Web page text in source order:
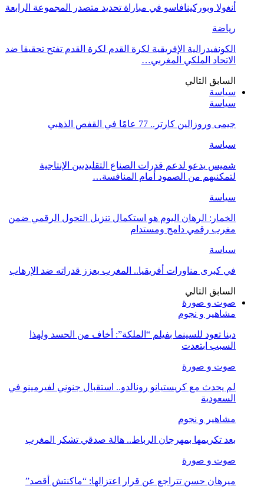
أنغولا وبوركينافاسو في مباراة تحديد متصدر المجموعة الرابعة
رياضة
الكونفيدرالية الإفريقية لكرة القدم لكرة القدم تفتح تحقيقا ضد
الاتحاد الملكي المغربي…
السابقالتالي
سياسة
سياسة
جيمى وروزالين كارتر.. 77 عامًا في القفص الذهبي
سياسة
شميس يدعو لدعم قدرات الصناع التقليديين الإنتاجية
لتمكنيهم من الصمود أمام المنافسة…
سياسة
الخمار: الرهان اليوم هو استكمال تنزيل التحول الرقمي ضمن
مغرب رقمي دامج ومستدام
سياسة
في كبرى مناورات أفريقيا.. المغرب يعزز قدراته ضد الإرهاب
السابقالتالي
صوت و صورة
مشاهير و نجوم
دينا تعود للسينما بفيلم “الملكة”: أخاف من الحسد ولهذا
السبب ابتعدت
صوت و صورة
لم يحدث مع كريستيانو رونالدو.. استقبال جنوني لفيرمينو في
السعودية
مشاهير و نجوم
بعد تكريمها بمهرجان الرباط.. هالة صدقي تشكر المغرب
صوت و صورة
ميرهان حسن تتراجع عن قرار اعتزالها: “ماكنتش أقصد”